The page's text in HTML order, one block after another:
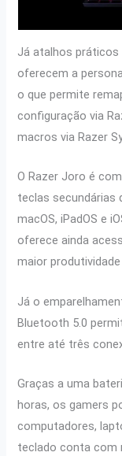
Já atalhos
oferecem a
o que permite
configuração via
macros via Razer
O Razer Joro é
teclas secundárias
macOS, iPadOS e
oferece ainda
maior
Já o
Bluetooth 5.0
entre até três
Graças a uma
horas, os gamers
computadores,
teclado conta com